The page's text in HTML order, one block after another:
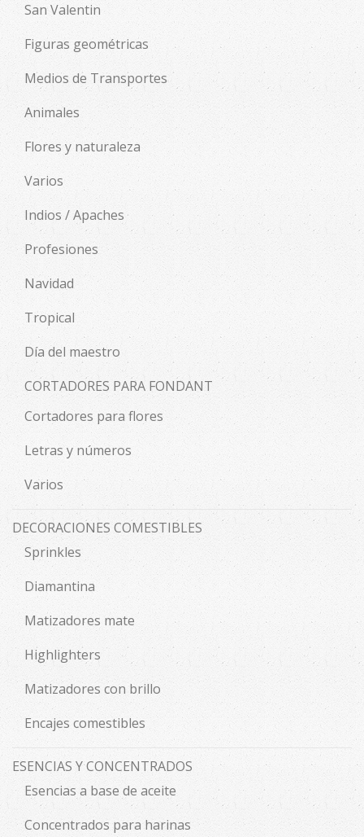
San Valentin
Figuras geométricas
Medios de Transportes
Animales
Flores y naturaleza
Varios
Indios / Apaches
Profesiones
Navidad
Tropical
Día del maestro
CORTADORES PARA FONDANT
Cortadores para flores
Letras y números
Varios
DECORACIONES COMESTIBLES
Sprinkles
Diamantina
Matizadores mate
Highlighters
Matizadores con brillo
Encajes comestibles
ESENCIAS Y CONCENTRADOS
Esencias a base de aceite
Concentrados para harinas